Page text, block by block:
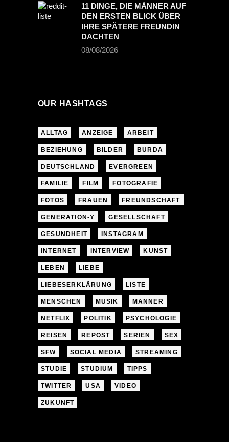
11 DINGE, DIE MÄNNER AUF
DEN ERSTEN BLICK ÜBER
IHRE SPÄTERE FREUNDIN
DACHTEN
08/08/2026
OUR HASHTAGS
ALLTAG ANZEIGE ARBEIT
BEZIEHUNG BILDER BURDA
DEUTSCHLAND EVERGREEN
FAMILIE FILM FOTOGRAFIE
FOTOS FRAUEN FREUNDSCHAFT
GENERATION-Y GESELLSCHAFT
GESUNDHEIT INSTAGRAM
INTERNET INTERVIEW KUNST
LEBEN LIEBE
LIEBESERKLÄRUNG LISTE
MENSCHEN MUSIK MÄNNER
NETFLIX POLITIK PSYCHOLOGIE
REISEN REPOST SERIEN SEX
SFW SOCIAL MEDIA STREAMING
STUDIE STUDIUM TIPPS
TWITTER USA VIDEO
ZUKUNFT